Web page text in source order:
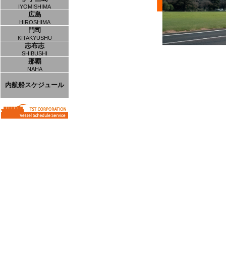
IYOMISHIMA
広島
HIROSHIMA
門司
KITAKYUSHU
志布志
SHIBUSHI
那覇
NAHA
内航船スケジュール